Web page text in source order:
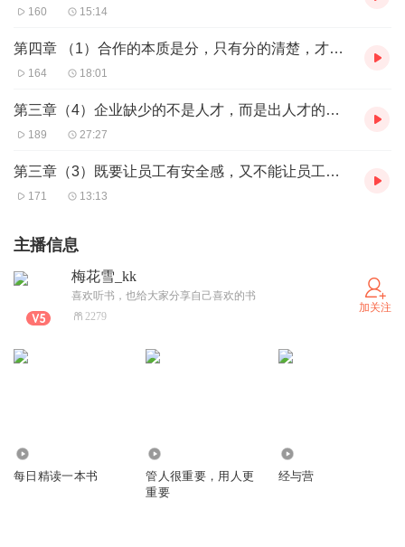
160 15:14
第四章 （1）合作的本质是分，只有分的清楚，才能合的愉快！
164 18:01
第三章（4）企业缺少的不是人才，而是出人才的机制！
189 27:27
第三章（3）既要让员工有安全感，又不能让员工太安逸！
171 13:13
主播信息
梅花雪_kk
喜欢听书，也给大家分享自己喜欢的书
2279
加关注
每日精读一本书
管人很重要，用人更
重要
经与营